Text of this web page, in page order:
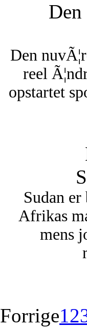
Den
reel
opstartet
Sudan
Afrikas
mens
Forrige12